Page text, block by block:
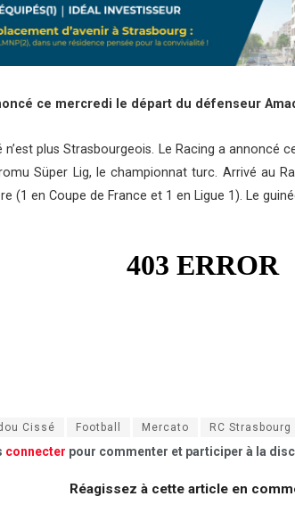
ce mercredi le départ du défenseur
n’est plus Strasbourgeois. Le Racing a
Süper Lig, le championnat turc. Arrivé au
(1 en Coupe de France et 1 en Ligue 1). Le
Cissé Football Mercato RC Strasbourg
connecter pour commenter et participer à la
Réagissez à cette article en